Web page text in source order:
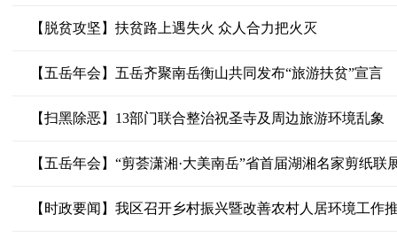
【脱贫攻坚】扶贫路上遇失火 众人合力把火灭
【五岳年会】五岳齐聚南岳衡山共同发布“旅游扶贫”宣言
【扫黑除恶】13部门联合整治祝圣寺及周边旅游环境乱象
【五岳年会】“剪荟潇湘·大美南岳”省首届湖湘名家剪纸联
【时政要闻】我区召开乡村振兴暨改善农村人居环境工作